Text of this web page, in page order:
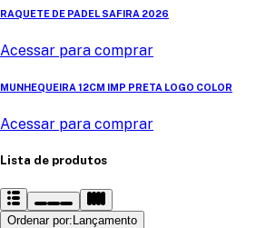
RAQUETE DE PADEL SAFIRA 2026
Acessar para comprar
MUNHEQUEIRA 12CM IMP PRETA LOGO COLOR
Acessar para comprar
Lista de produtos
Ordenar por:Lançamento